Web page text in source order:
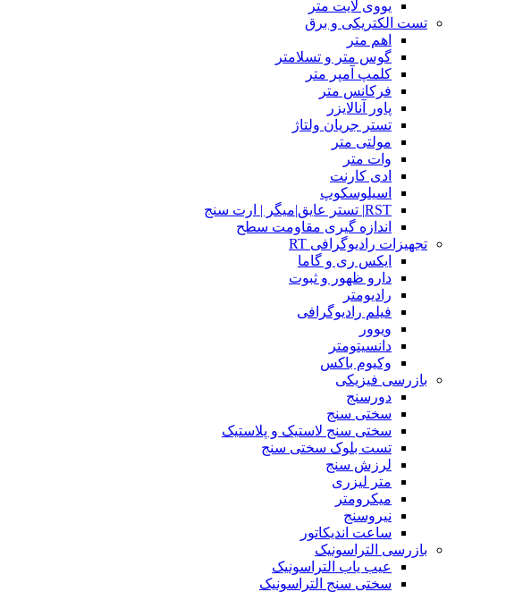
یووی لایت متر
تست الکتریکی و برق
اهم متر
گوس متر و تسلامتر
کلمپ آمپر متر
فرکانس متر
پاور آنالایزر
تستر جریان ولتاژ
مولتی متر
وات متر
ادی کارنت
اسیلوسکوپ
RST| تستر عایق|میگر | ارت سنج
اندازه گیری مقاومت سطح
تجهیزات رادیوگرافی RT
ایکس ری و گاما
دارو ظهور و ثبوت
رادیومتر
فیلم رادیوگرافی
ویوور
دانسیتومتر
وکیوم باکس
بازرسی فیزیکی
دورسنج
سختی سنج
سختی سنج لاستیک و پلاستیک
تست بلوک سختی سنج
لرزش سنج
متر لیزری
میکرومتر
نیروسنج
ساعت اندیکاتور
بازرسی التراسونیک
عیب یاب التراسونیک
سختی سنج التراسونیک